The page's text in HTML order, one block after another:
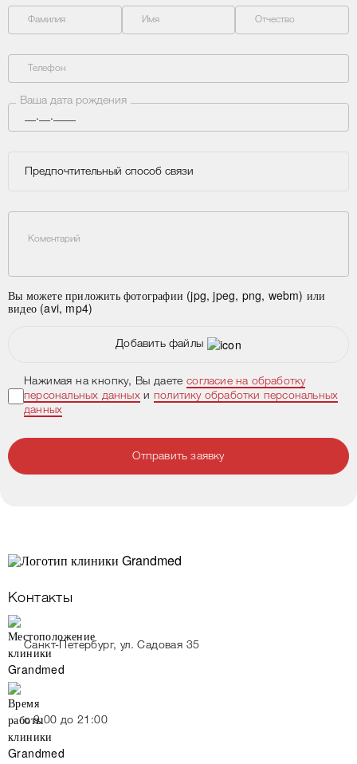
Фамилия Имя Отчество
Телефон
Ваша дата рождения
Предпочтительный способ связи
Коментарий
Вы можете приложить фотографии (jpg, jpeg, png, webm) или
видео (avi, mp4)
Добавить файлы
Нажимая на кнопку, Вы даетесогласие на обработку
персональных данныхиполитику обработки персональных
данных
Отправить заявку
Контакты
Санкт-Петербург, ул. Садовая 35
c 9:00 до 21:00